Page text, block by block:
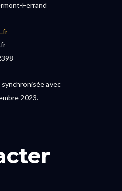
Ferrand
avec
2023.